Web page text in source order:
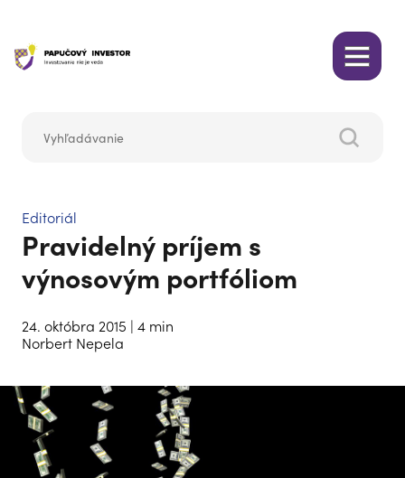
Editoriál
Pravidelný príjem s
výnosovým portfóliom
24. októbra 2015 | 4 min
Norbert Nepela